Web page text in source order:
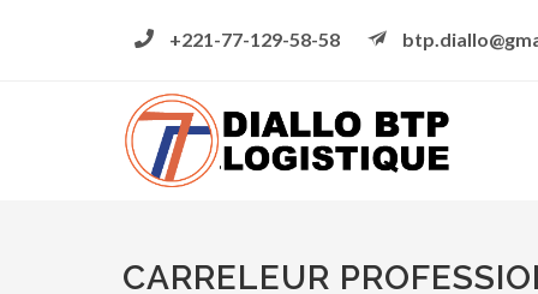
+221-77-129-58-58
CARRELEUR